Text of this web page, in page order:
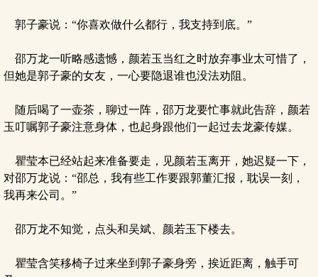
郭子豪说：“你喜欢做什么都行，我支持到底。”
邵万龙一听略感遗憾，颜若玉当红之时放弃事业太可惜了，
但她是郭子豪的女友，一心要隐退谁也没法劝阻。
随后喝了一壶茶，聊过一阵，邵万龙要忙事就此告辞，颜若
玉叮嘱郭子豪注意身体，也起身跟他们一起过去龙豪传媒。
瞿莹本已经站起来准备要走，见颜若玉离开，她迟疑一下，
对邵万龙说：“邵总，我有些工作要跟郭董汇报，耽误一刻，
我再来公司。”
邵万龙不知觉，点头和吴斌、颜若玉下楼去。
瞿莹含笑移椅子过来坐到郭子豪身旁，挨近距离，触手可